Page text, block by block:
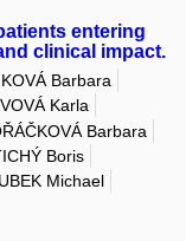
entering
clinical impact.
Barbara
Karla
Barbara
Boris
Michael